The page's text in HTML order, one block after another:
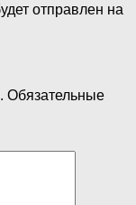
отправлен на
Обязательные